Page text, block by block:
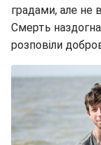
градами, але не
Смерть
розповіли